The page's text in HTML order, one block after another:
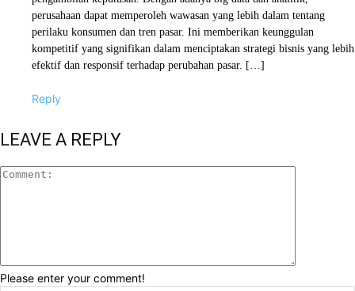
perusahaan dapat memperoleh wawasan yang lebih dalam tentang
perilaku konsumen dan tren pasar. Ini memberikan keunggulan
kompetitif yang signifikan dalam menciptakan strategi bisnis yang lebih
efektif dan responsif terhadap perubahan pasar. […]
Reply
LEAVE A REPLY
Please enter your comment!